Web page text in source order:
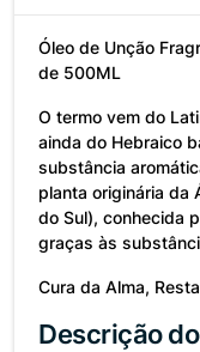
Óleo de Unção
de 500ML
O termo vem do
ainda do Hebraico
substância
planta originária da
do Sul), conhecida
graças às
Cura da Alma,
Descrição